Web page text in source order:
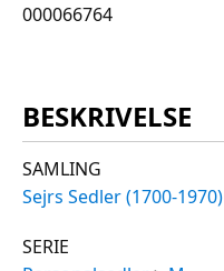
000066764
BESKRIVELSE
SAMLING
Sejrs Sedler (1700-1970)
SERIE